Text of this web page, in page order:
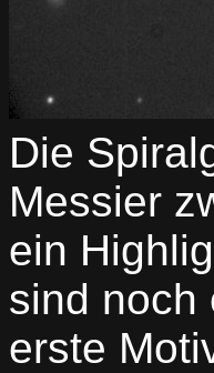
Die
Messier
ein
sind noch
erste